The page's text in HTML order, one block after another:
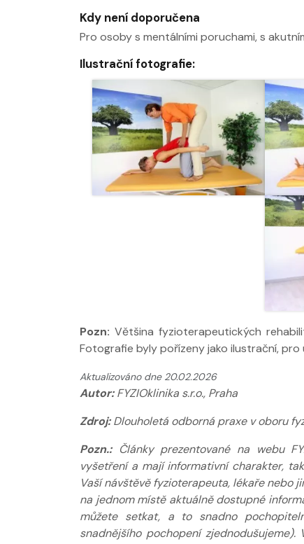
Kdy není doporučena
Pro osoby s mentálními poruchami, s
Ilustrační fotografie:
Pozn: Většina fyzioterapeutických
Fotografie byly pořízeny jako ilustrační,
Aktualizováno dne 20.02.2026
Autor:FYZIOklinika s.r.o., Praha
Zdroj:Dlouholetá odborná praxe v oboru
Pozn.:Články prezentované na webu
vyšetření a mají informativní charakter,
Vaší návštěvě fyzioterapeuta, lékaře nebo
na jednom místě aktuálně dostupné
můžete setkat, a to snadno
snadnějšího pochopení